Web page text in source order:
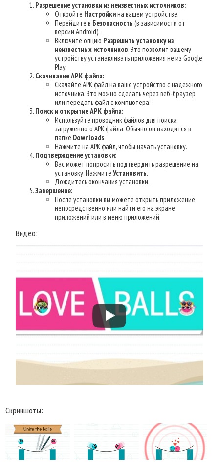
Разрешение установки из неизвестных источников:
Откройте Настройкина вашем устройстве.
Перейдите в Безопасность (в зависимости от
версии Android).
Включите опцию Разрешить установку из
неизвестных источников. Это позволит вашему
устройству устанавливать приложения не из Google
Play.
Скачивание APK файла:
Скачайте APK файл на ваше устройство с надежного
источника. Это можно сделать через веб-браузер
или передать файл с компьютера.
Поиск и открытие APK файла:
Используйте проводник файлов для поиска
загруженного APK файла. Обычно он находится в
папке Downloads.
Нажмите на APK файл, чтобы начать установку.
Подтверждение установки:
Вас может попросить подтвердить разрешение на
установку. НажмитеУстановить.
Дождитесь окончания установки.
Завершение:
После установки вы можете открыть приложение
непосредственно или найти его на экране
приложений или в меню приложений.
Видео:
Скриншоты: